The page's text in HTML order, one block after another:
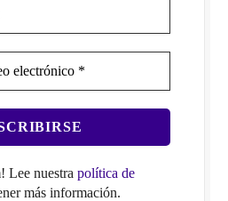
Lee nuestra política de
más información.